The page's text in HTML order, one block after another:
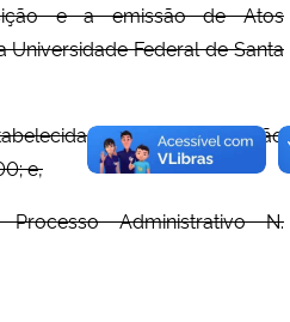
e a emissão de Atos
Federal de Santa
nos autos da Ação
e,
Administrativo N.